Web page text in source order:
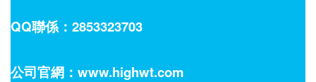
QQ聯係：2853323703
公司官網：www.highwt.com